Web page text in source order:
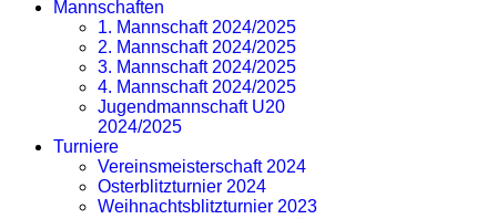
Mannschaften
1. Mannschaft 2024/2025
2. Mannschaft 2024/2025
3. Mannschaft 2024/2025
4. Mannschaft 2024/2025
Jugendmannschaft U20
2024/2025
Turniere
Vereinsmeisterschaft 2024
Osterblitzturnier 2024
Weihnachtsblitzturnier 2023